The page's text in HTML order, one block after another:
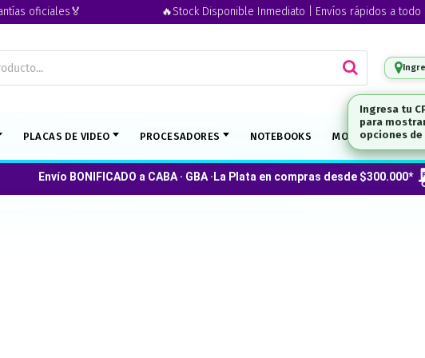
oficiales🏅 🔥Stock Disponible Inmediato | Envíos rápidos a todo el
PLACAS DE VIDEO PROCESADORES NOTEBOOKS MONITORES
Envío BONIFICADO a CABA · GBA ·La Plata en compras desde $300.000*